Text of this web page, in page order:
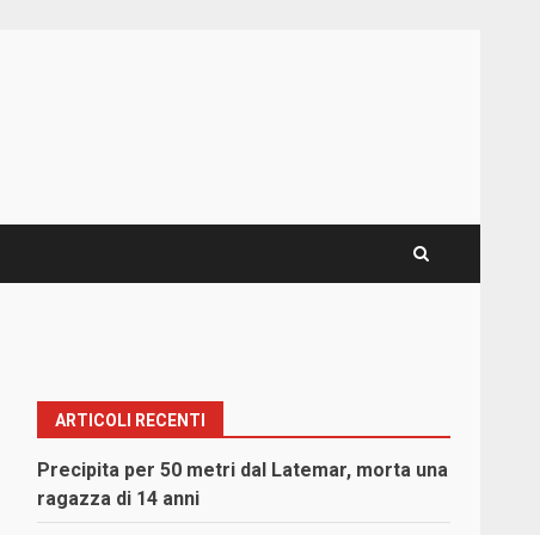
ARTICOLI RECENTI
Precipita per 50 metri dal Latemar, morta una
ragazza di 14 anni